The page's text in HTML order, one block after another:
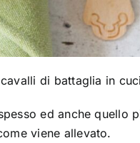
di battaglia in
ed anche quello
viene allevato.